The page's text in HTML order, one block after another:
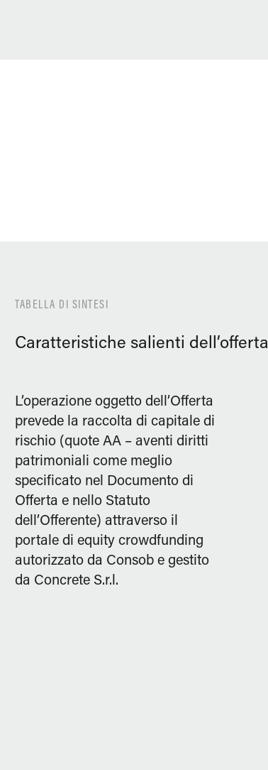
TABELLA DI SINTESI
Caratteristiche salienti dell’offerta
L’operazione oggetto dell’Offerta
prevede la raccolta di capitale di
rischio (quote AA – aventi diritti
patrimoniali come meglio
specificato nel Documento di
Offerta e nello Statuto
dell’Offerente) attraverso il
portale di equity crowdfunding
autorizzato da Consob e gestito
da Concrete S.r.l.